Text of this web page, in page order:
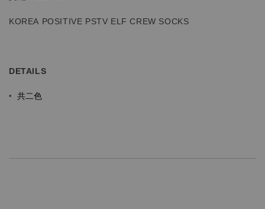
KOREA POSITIVE PSTV ELF CREW SOCKS
DETAILS
• 共二色